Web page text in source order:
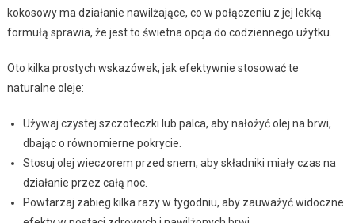
kokosowy ma działanie nawilżające, co w połączeniu z jej lekką
formułą sprawia, że jest to świetna opcja do codziennego użytku.
Oto kilka prostych wskazówek, jak efektywnie stosować te
naturalne oleje:
Używaj czystej szczoteczki lub palca, aby nałożyć olej na brwi,
dbając o równomierne pokrycie.
Stosuj olej wieczorem przed snem, aby składniki miały czas na
działanie przez całą noc.
Powtarzaj zabieg kilka razy w tygodniu, aby zauważyć widoczne